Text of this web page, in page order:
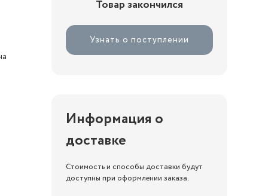
Товар закончился
Узнать о поступлении
Информация о
доставке
Стоимость и способы доставки будут
доступны при оформлении заказа.